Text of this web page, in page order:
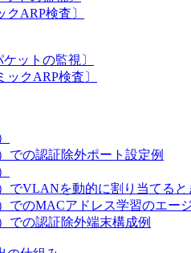
ARP検査〕
ットの監視〕
ックARP検査〕
での認証除外ポート設定例
でVLANを動的に割り当てると
でのMACアドレス学習のエー
での認証除外端末構成例